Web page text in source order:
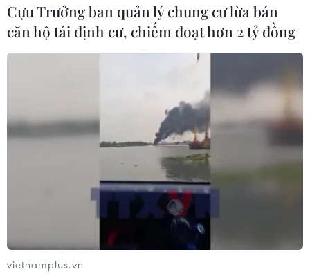
Cựu Trưởng ban quản lý chung cư lừa bán
căn hộ tái định cư, chiếm đoạt hơn 2 tỷ đồng
vietnamplus.vn